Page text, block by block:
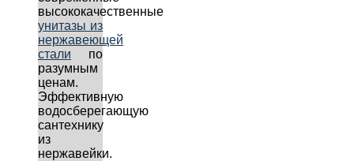
высококачественные
унитазы из
нержавеющей
стали по
разумным
ценам.
Эффективную
водосберегающую
сантехнику
из
нержавейки.